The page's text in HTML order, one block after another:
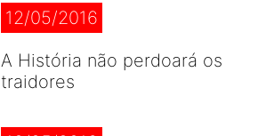
12/05/2016
A História não perdoará os
traidores